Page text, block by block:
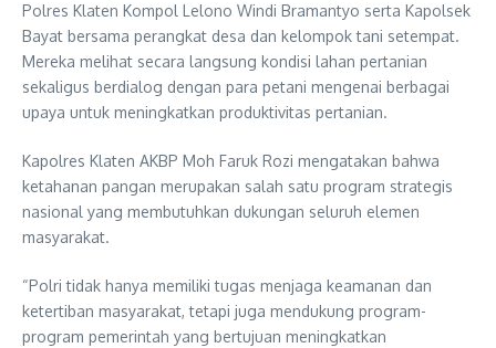
Polres Klaten Kompol Lelono Windi Bramantyo serta Kapolsek
Bayat bersama perangkat desa dan kelompok tani setempat.
Mereka melihat secara langsung kondisi lahan pertanian
sekaligus berdialog dengan para petani mengenai berbagai
upaya untuk meningkatkan produktivitas pertanian.
Kapolres Klaten AKBP Moh Faruk Rozi mengatakan bahwa
ketahanan pangan merupakan salah satu program strategis
nasional yang membutuhkan dukungan seluruh elemen
masyarakat.
“Polri tidak hanya memiliki tugas menjaga keamanan dan
ketertiban masyarakat, tetapi juga mendukung program-
program pemerintah yang bertujuan meningkatkan